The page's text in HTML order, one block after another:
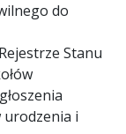
do
Stanu
i